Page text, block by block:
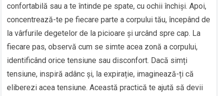
confortabilă sau a te întinde pe spate, cu ochii închiși. Apoi,
concentrează-te pe fiecare parte a corpului tău, începând de
la vârfurile degetelor de la picioare și urcând spre cap. La
fiecare pas, observă cum se simte acea zonă a corpului,
identificând orice tensiune sau disconfort. Dacă simți
tensiune, inspiră adânc și, la expirație, imaginează-ți că
eliberezi acea tensiune. Această practică te ajută să devii